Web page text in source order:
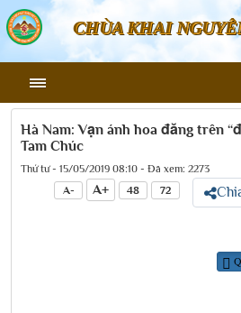
CHÙA KHAI
Hà Nam: Vạn ánh hoa đăng trên
Tam Chúc
Thứ tư - 15/05/2019 08:10 - Đã xem: 2273
A-
A+ 48 72